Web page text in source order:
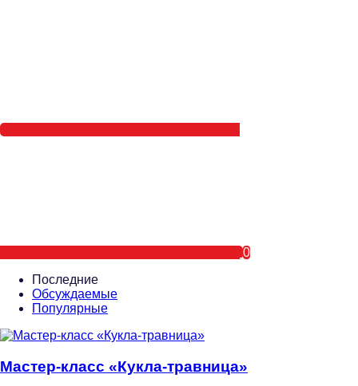
0
Последние
Обсуждаемые
Популярные
Мастер-класс «Кукла-травница»